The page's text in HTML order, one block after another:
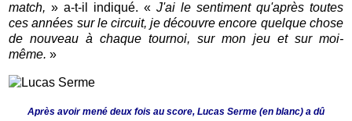
match,» a-t-il indiqué. « J'ai le sentiment qu'après toutes
ces années sur le circuit, je découvre encore quelque chose
de nouveau à chaque tournoi, sur mon jeu et sur moi-
même.»
Après avoir mené deux fois au score, Lucas Serme (en blanc) a dû